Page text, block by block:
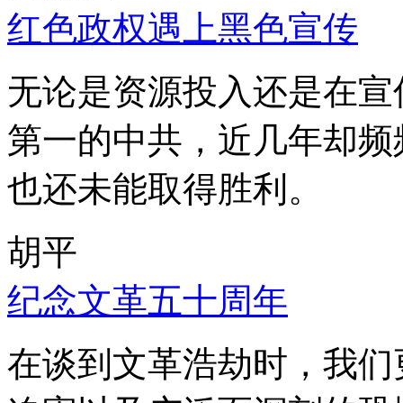
红色政权遇上黑色宣传
无论是资源投入还是在
第一的中共，近几年却
也还未能取得胜利。
胡平
纪念文革五十周年
在谈到文革浩劫时，我